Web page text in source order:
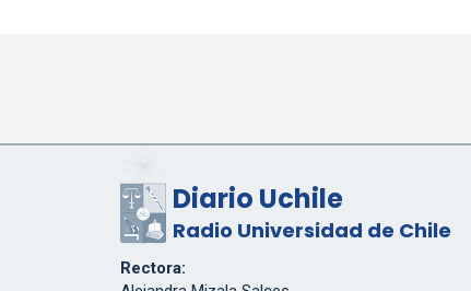
Diario Uchile
Radio Universidad de Chile
Rectora: